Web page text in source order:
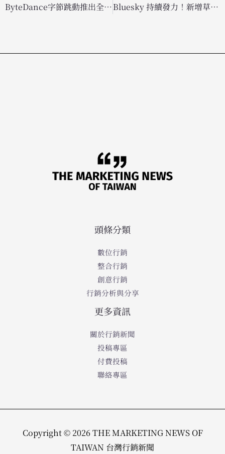
ByteDance字節跳動推出全新 AI 影片生成工具，影像品質驚艷業界引發熱議 Bluesky 持續發力！新增草稿與優化介面功能，力拼社群版圖擴張
頭條分類
數位行銷
整合行銷
創意行銷
行銷分析與分享
更多資訊
關於行銷新聞
投稿專區
付費投稿
聯絡專區
Copyright © 2026 THE MARKETING NEWS OF
TAIWAN 台灣行銷新聞